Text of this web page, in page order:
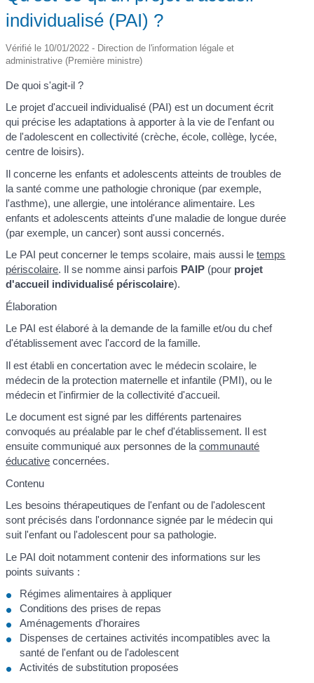
individualisé (PAI) ?
Vérifié le 10/01/2022 - Direction de l'information légale et
administrative (Première ministre)
De quoi s'agit-il ?
Le projet d'accueil individualisé (PAI) est un document écrit
qui précise les adaptations à apporter à la vie de l'enfant ou
de l'adolescent en collectivité (crèche, école, collège, lycée,
centre de loisirs).
Il concerne les enfants et adolescents atteints de troubles de
la santé comme une pathologie chronique (par exemple,
l'asthme), une allergie, une intolérance alimentaire. Les
enfants et adolescents atteints d'une maladie de longue durée
(par exemple, un cancer) sont aussi concernés.
Le PAI peut concerner le temps scolaire, mais aussi letemps
périscolaire. Il se nomme ainsi parfois PAIP (pour projet
d'accueil individualisé périscolaire).
Élaboration
Le PAI est élaboré à la demande de la famille et/ou du chef
d'établissement avec l'accord de la famille.
Il est établi en concertation avec le médecin scolaire, le
médecin de la protection maternelle et infantile (PMI), ou le
médecin et l'infirmier de la collectivité d'accueil.
Le document est signé par les différents partenaires
convoqués au préalable par le chef d'établissement. Il est
ensuite communiqué aux personnes de lacommunauté
éducative concernées.
Contenu
Les besoins thérapeutiques de l'enfant ou de l'adolescent
sont précisés dans l'ordonnance signée par le médecin qui
suit l'enfant ou l'adolescent pour sa pathologie.
Le PAI doit notamment contenir des informations sur les
points suivants :
Régimes alimentaires à appliquer
Conditions des prises de repas
Aménagements d'horaires
Dispenses de certaines activités incompatibles avec la
santé de l'enfant ou de l'adolescent
Activités de substitution proposées